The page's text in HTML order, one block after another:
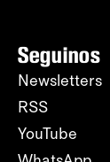
Seguinos
Newsletters
RSS
YouTube